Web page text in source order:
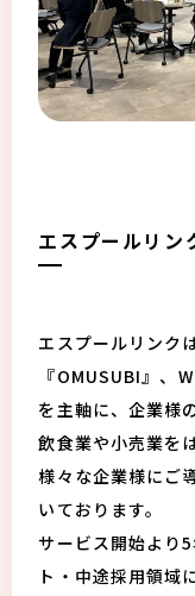
エスプールリン
エスプールリンク
『OMUSUBI』、
を主軸に、企業様
飲食業や小売業を
様々な企業様にご
いております。
サービス開始より
ト・中途採用領域